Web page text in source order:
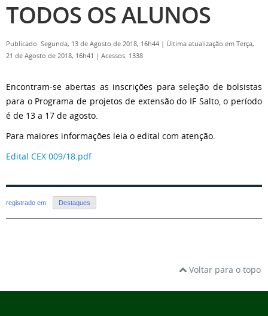
TODOS OS ALUNOS
Publicado: Segunda, 13 de Agosto de 2018, 16h44 | Última atualização em Terça,
21 de Agosto de 2018, 16h41 | Acessos: 1338
Encontram-se abertas as inscrições para seleção de bolsistas
para o Programa de projetos de extensão do IF Salto, o período
é de 13 a 17 de agosto.
Para maiores informações leia o edital com atenção.
Edital CEX 009/18.pdf
registrado em: Destaques
Voltar para o topo